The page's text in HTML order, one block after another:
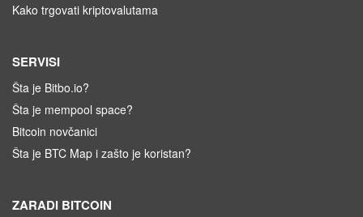
Kako trgovati kriptovalutama
SERVISI
Šta je Bitbo.io?
Šta je mempool space?
Bitcoin novčanici
Šta je BTC Map i zašto je koristan?
ZARADI BITCOIN